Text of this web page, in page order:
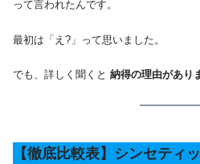
って言われたんです。
最初は「え?」って思いました。
でも、詳しく聞くと 納得の理由があり
【徹底比較表】シンセティ